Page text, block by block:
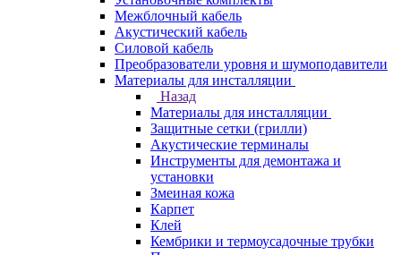
Межблочный кабель
Акустический кабель
Силовой кабель
Преобразователи уровня и шумоподавители
Материалы для инсталляции
Назад
Материалы для инсталляции
Защитные сетки (грилли)
Акустические терминалы
Инструменты для демонтажа и
установки
Змеиная кожа
Карпет
Клей
Кембрики и термоусадочные трубки